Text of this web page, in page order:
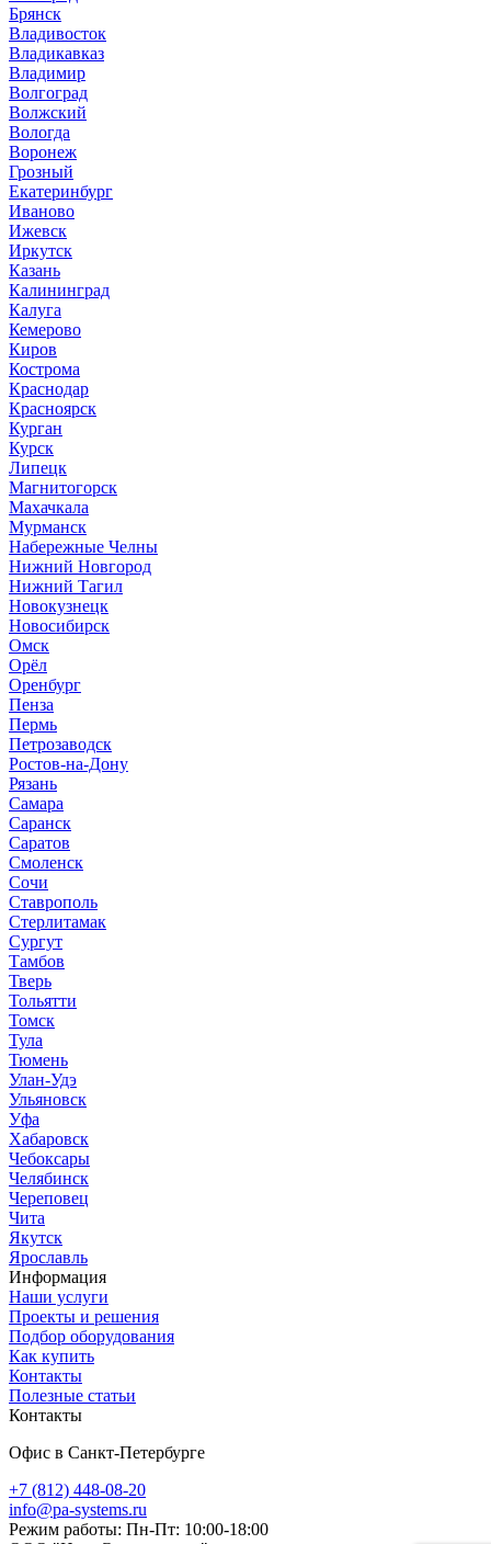
Брянск
Владивосток
Владикавказ
Владимир
Волгоград
Волжский
Вологда
Воронеж
Грозный
Екатеринбург
Иваново
Ижевск
Иркутск
Казань
Калининград
Калуга
Кемерово
Киров
Кострома
Краснодар
Красноярск
Курган
Курск
Липецк
Магнитогорск
Махачкала
Мурманск
Набережные Челны
Нижний Новгород
Нижний Тагил
Новокузнецк
Новосибирск
Омск
Орёл
Оренбург
Пенза
Пермь
Петрозаводск
Ростов-на-Дону
Рязань
Самара
Саранск
Саратов
Смоленск
Сочи
Ставрополь
Стерлитамак
Сургут
Тамбов
Тверь
Тольятти
Томск
Тула
Тюмень
Улан-Удэ
Ульяновск
Уфа
Хабаровск
Чебоксары
Челябинск
Череповец
Чита
Якутск
Ярославль
Информация
Наши услуги
Проекты и решения
Подбор оборудования
Как купить
Контакты
Полезные статьи
Контакты
Офис в Санкт-Петербурге
+7 (812) 448-08-20
info@pa-systems.ru
Режим работы: Пн-Пт: 10:00-18:00